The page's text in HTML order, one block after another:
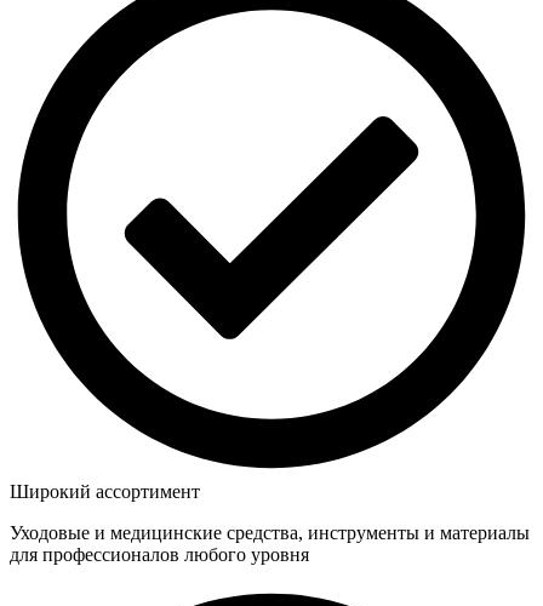
Широкий ассортимент
Уходовые и медицинские средства, инструменты и материалы
для профессионалов любого уровня